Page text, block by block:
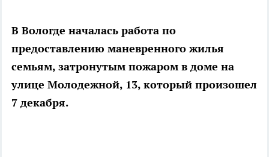
В Вологде началась работа по
предоставлению маневренного жилья
семьям, затронутым пожаром в доме на
улице Молодежной, 13, который произошел
7 декабря.